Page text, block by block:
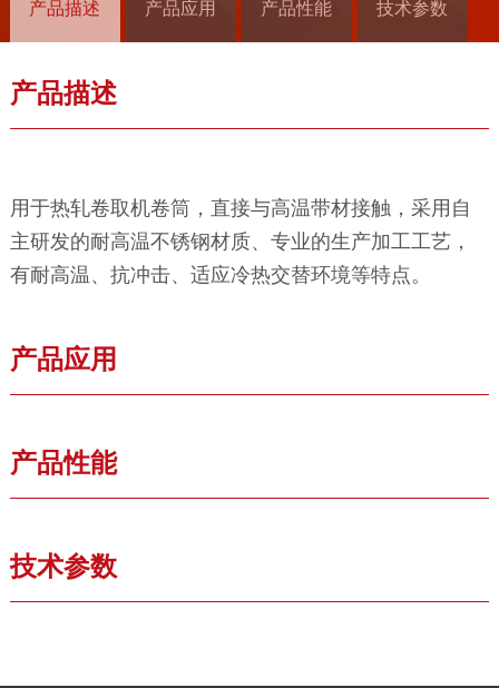
产品描述 产品应用 产品性能 技术参数
产品描述
用于热轧卷取机卷筒，直接与高温带材接触，采用自
主研发的耐高温不锈钢材质、专业的生产加工工艺，
有耐高温、抗冲击、适应冷热交替环境等特点。
产品应用
产品性能
技术参数